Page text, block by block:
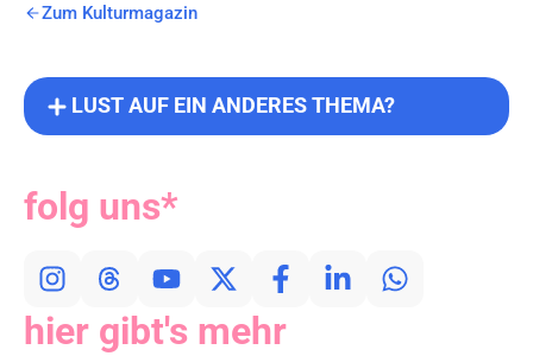
Zum Kulturmagazin
hier gibt's mehr
folg uns*
LUST AUF EIN ANDERES THEMA?